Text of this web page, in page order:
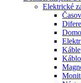
Elektrické
Káble